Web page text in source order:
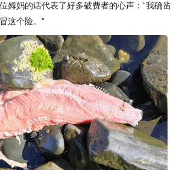
姆妈的话代表了好多破费者的心声：“我确凿
这个险。”